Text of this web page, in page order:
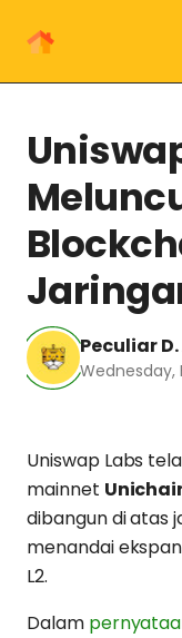
Peculiar
Wednesday,
Uniswap Labs
mainnet
dibangun di atas
menandai
L2.
Dalam